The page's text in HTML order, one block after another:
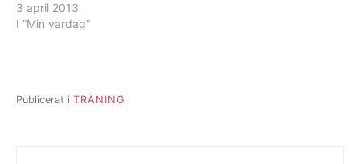
tillsammans. ♥ Idag har
jag suttit hela
ord och symtom…
3 april 2013
I ”Min vardag”
Publicerat i TRÄNING